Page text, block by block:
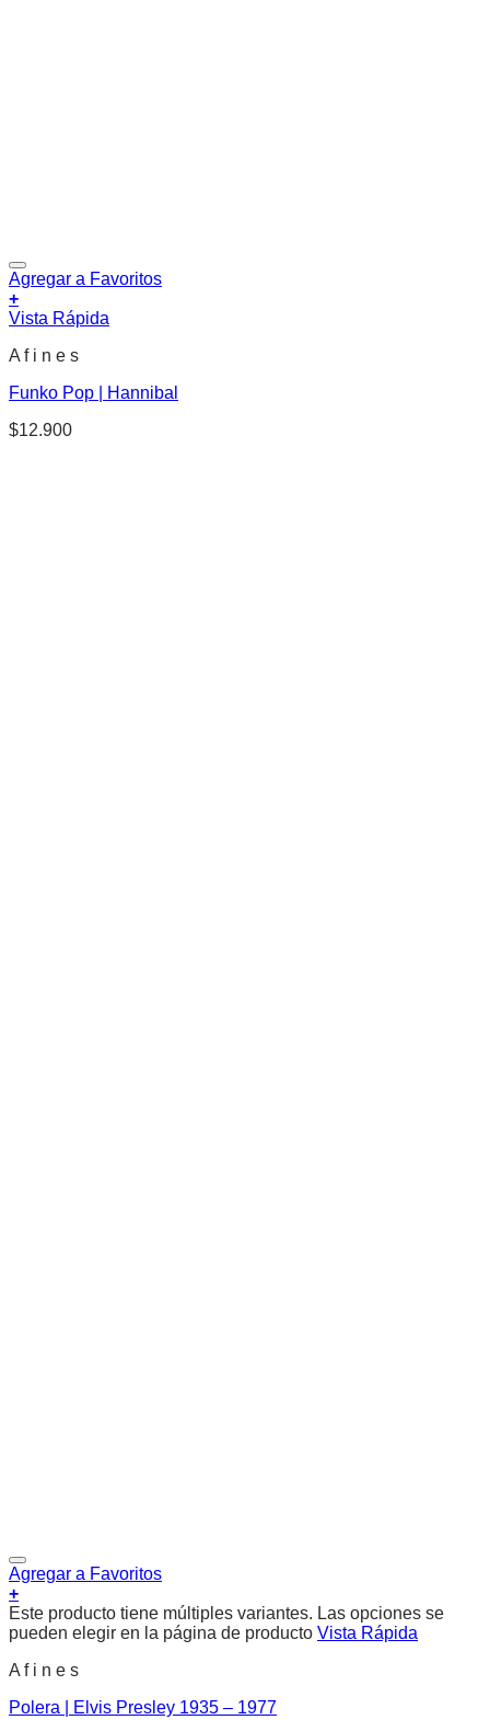
Agregar a Favoritos
+
Vista Rápida
A f i n e s
Funko Pop | Hannibal
$12.900
Agregar a Favoritos
+
Este producto tiene múltiples variantes. Las opciones se
pueden elegir en la página de producto Vista Rápida
A f i n e s
Polera | Elvis Presley 1935 – 1977